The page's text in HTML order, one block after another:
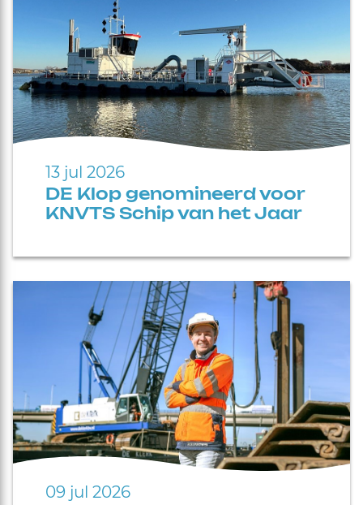
13 jul 2026
DE Klop genomineerd voor
KNVTS Schip van het Jaar
09 jul 2026